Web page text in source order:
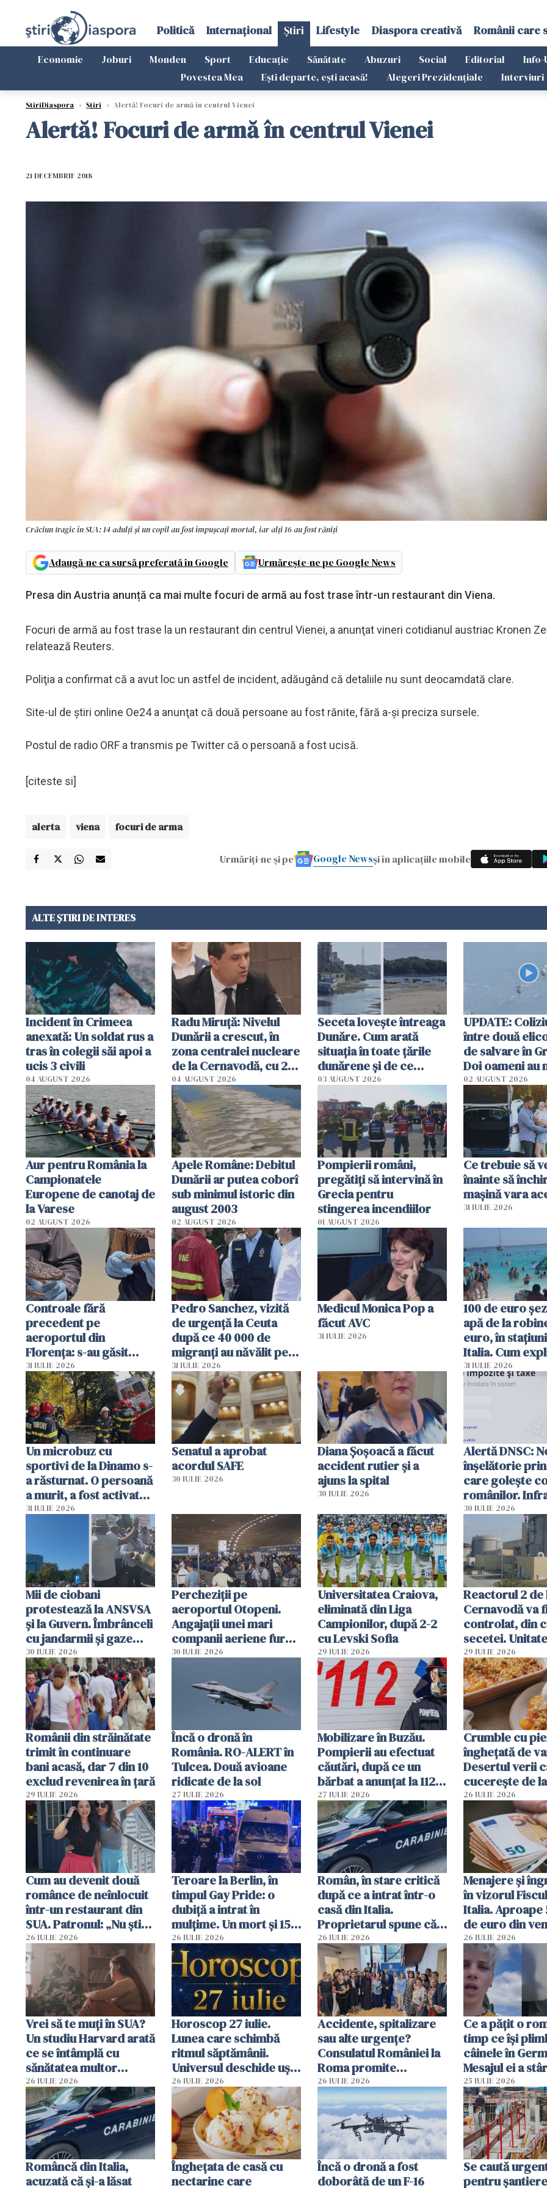
Politică Internațional Știri Lifestyle Diaspora creativă Românii care
Economie Joburi Monden Sport Educație Sănătate Abuzuri Social Editorial Info-
Povestea Mea
Ești departe, ești acasă! Alegeri Prezidențiale Interviuri
StiriDiaspora › Știri › Alertă! Focuri de armă în centrul Vienei
Alertă! Focuri de armă în centrul Vienei
21 DECEMBRIE 2018
Crăciun tragic în SUA: 14 adulți și un copil au fost împușcați mortal, iar alți 16 au fost răniți
Adaugă-ne ca sursă preferată în Google Urmărește-ne pe Google News
Presa din Austria anunță ca mai multe focuri de armă au fost trase într-un restaurant din Viena.
Focuri de armă au fost trase la un restaurant din centrul Vienei, a anunţat vineri cotidianul austriac Kronen
relatează Reuters.
Poliţia a confirmat că a avut loc un astfel de incident, adăugând că detaliile nu sunt deocamdată clare.
Site-ul de ştiri online Oe24 a anunţat că două persoane au fost rănite, fără a-şi preciza sursele.
Postul de radio ORF a transmis pe Twitter că o persoană a fost ucisă.
[citeste si]
alerta viena focuri de arma
Urmăriți-ne și pe Google Newsși în aplicațiile mobile
ALTE ȘTIRI DE INTERES
Incident în Crimeea
anexată: Un soldat rus a
tras în colegii săi apoi a
ucis 3 civili
04 AUGUST 2026
Radu Miruţă: Nivelul
Dunării a crescut, în
zona centralei nucleare
de la Cernavodă, cu 2
cm faţă de ziua trecută
04 AUGUST 2026
Seceta lovește întreaga
Dunăre. Cum arată
situația în toate țările
dunărene și de ce
România resimte
efectele, deși a plouat
în iulie
03 AUGUST 2026
UPDATE:
între două
de salvare în
Doi oameni au
02 AUGUST 2026
Aur pentru România la
Campionatele
Europene de canotaj de
la Varese
02 AUGUST 2026
Apele Române: Debitul
Dunării ar putea coborî
sub minimul istoric din
august 2003
02 AUGUST 2026
Pompierii români,
pregătiţi să intervină în
Grecia pentru
stingerea incendiilor
01 AUGUST 2026
Ce trebuie să
înainte să
mașină vara
31 IULIE 2026
Controale fără
precedent pe
aeroportul din
Florența: s-au găsit
capete de aligator și o
sumă imensă de bani
31 IULIE 2026
Pedro Sanchez, vizită
de urgență la Ceuta
după ce 40 000 de
migranți au năvălit pe
teritoriul spaniol: „Vom
mobiliza toate
resursele"
31 IULIE 2026
Medicul Monica Pop a
făcut AVC
31 IULIE 2026
100 de euro
apă de la
euro, în
Italia. Cum
autoritățile
31 IULIE 2026
Un microbuz cu
sportivi de la Dinamo s-
a răsturnat. O persoană
a murit, a fost activat
planul roșu de
31 IULIE 2026
Senatul a aprobat
acordul SAFE
30 IULIE 2026
Diana Șoșoacă a făcut
accident rutier și a
ajuns la spital
30 IULIE 2026
Alertă DNSC:
înșelătorie prin
care golește
românilor.
folosesc
Ghișeul.ro și
Române
30 IULIE 2026
Mii de ciobani
protestează la ANSVSA
și la Guvern. Îmbrânceli
cu jandarmii și gaze
lacrimogene
30 IULIE 2026
Percheziții pe
aeroportul Otopeni.
Angajații unei mari
companii aeriene furau
parfumuri, ceasuri și
vânzării
30 IULIE 2026
Universitatea Craiova,
eliminată din Liga
Campionilor, după 2-2
cu Levski Sofia
29 IULIE 2026
Reactorul 2 de
Cernavodă va
controlat, din
secetei.
deja oprită
29 IULIE 2026
Românii din străinătate
trimit în continuare
bani acasă, dar 7 din 10
exclud revenirea în țară
29 IULIE 2026
Încă o dronă în
România. RO-ALERT în
Tulcea. Două avioane
ridicate de la sol
27 IULIE 2026
Mobilizare în Buzău.
Pompierii au efectuat
căutări, după ce un
bărbat a anunțat la 112
că a văzut un obiect
luminos
27 IULIE 2026
Crumble cu
înghețată de
Desertul verii
cucerește de
lingură
26 IULIE 2026
Cum au devenit două
românce de neînlocuit
într-un restaurant din
SUA. Patronul: „Nu știu
ce o să mă fac fără voi”
26 IULIE 2026
Teroare la Berlin, în
timpul Gay Pride: o
dubiță a intrat în
mulțime. Un mort și 15
răniți
26 IULIE 2026
Român, în stare critică
după ce a intrat într-o
casă din Italia.
Proprietarul spune că
s-a apărat cu un cuțit
26 IULIE 2026
Menajere și
în vizorul
Italia. Aproape
de euro din
ascunși de
26 IULIE 2026
Vrei să te muți în SUA?
Un studiu Harvard arată
ce se întâmplă cu
sănătatea multor
imigranți
26 IULIE 2026
Horoscop 27 iulie.
Lunea care schimbă
ritmul săptămânii.
Universul deschide uși
neașteptate pentru
unele zodii
26 IULIE 2026
Accidente, spitalizare
sau alte urgențe?
Consulatul României la
Roma promite
intervenții în doar 24
de ore
26 IULIE 2026
Ce a pățit o
timp ce își
câinele în
Mesajul ei a
dezbateri
25 IULIE 2026
Româncă din Italia,
acuzată că și-a lăsat
Înghețata de casă cu
nectarine care
Încă o dronă a fost
doborâtă de un F-16
Se caută
pentru